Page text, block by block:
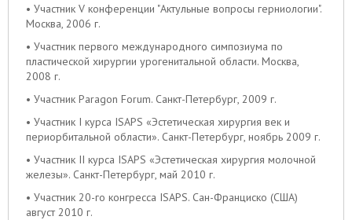
• Участник V конференции "Актульные вопросы герниологии".
Москва, 2006 г.
• Участник первого международного симпозиума по
пластической хирургии урогенитальной области. Москва,
2008 г.
• Участник Paragon Forum. Санкт-Петербург, 2009 г.
• Участник I курса ISAPS «Эстетическая хирургия век и
периорбитальной области». Санкт-Петербург, ноябрь 2009 г.
• Участник II курса ISAPS «Эстетическая хирургия молочной
железы». Санкт-Петербург, май 2010 г.
• Участник 20-го конгресса ISAPS. Сан-Франциско (США)
август 2010 г.